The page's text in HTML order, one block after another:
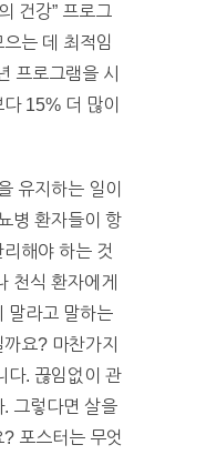
건강” 프로그
는 데 최적임
프로그램을 시
15% 더 많이
유지하는 일이
병 환자들이 항
해야 하는 것
천식 환자에게
말라고 말하는
요? 마찬가지
다. 끊임없이 관
그렇다면 살을
포스터는 무엇